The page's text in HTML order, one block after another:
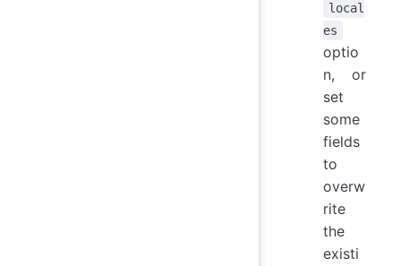
local
es
optio
n, or
set
some
fields
to
overw
rite
the
existi